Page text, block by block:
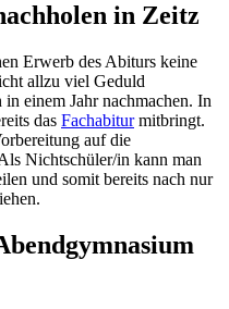
in Zeitz
Erwerb des Abiturs keine
allzu viel Geduld
einem Jahr nachmachen. In
das Fachabiturmitbringt.
auf die
Nichtschüler/in kann man
und somit bereits nach nur